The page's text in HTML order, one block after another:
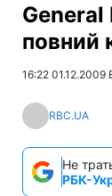
General
повний
16:22 01.12.2009
RBC.UA
Не
РБК-